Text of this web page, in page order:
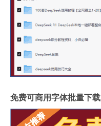
免费可商用字体批量下载